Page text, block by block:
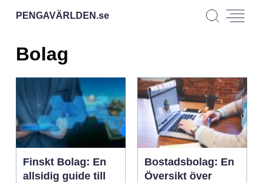
PENGAVÄRLDEN.se
Bolag
Finskt Bolag: En
allsidig guide till
Bostadsbolag: En
Översikt över